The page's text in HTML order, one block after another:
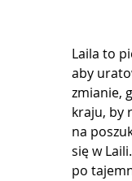
Laila to
aby
zmianie,
kraju, by
na
się w
po